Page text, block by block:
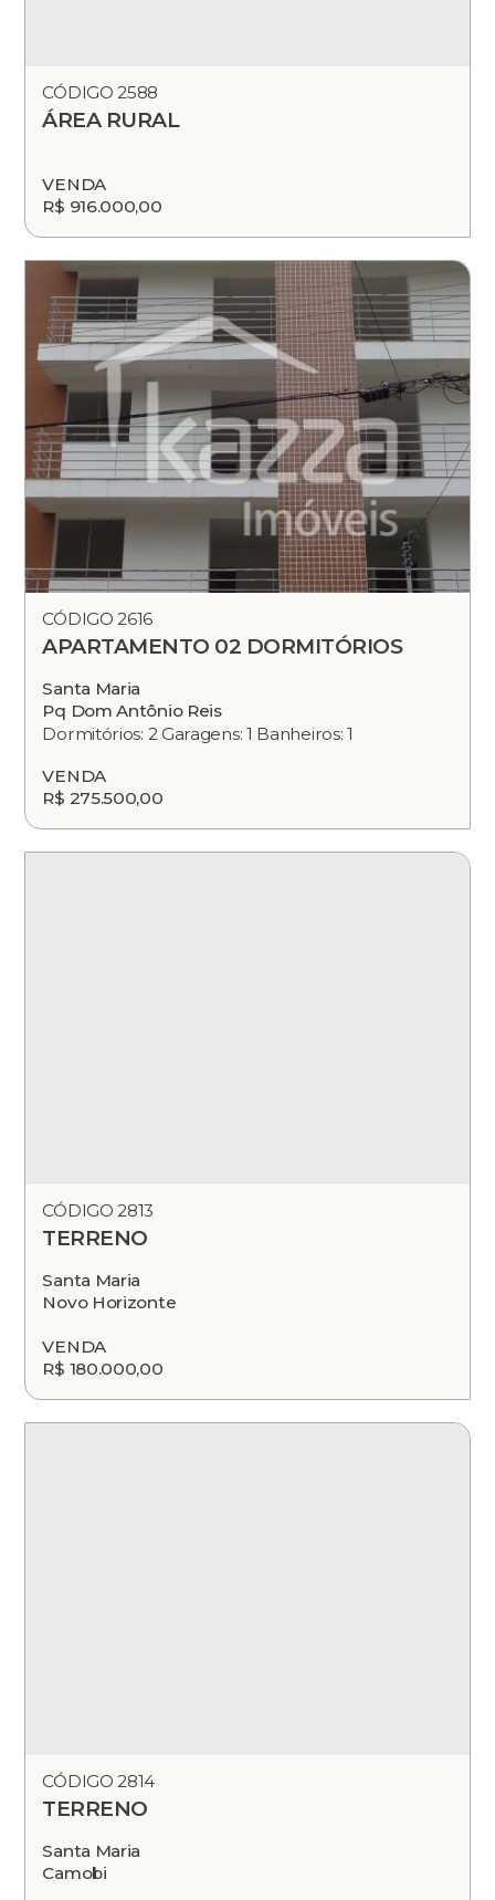
CÓDIGO 2588
ÁREA RURAL
VENDA
R$ 916.000,00
CÓDIGO 2616
APARTAMENTO 02 DORMITÓRIOS
Santa Maria
Pq Dom Antônio Reis
Dormitórios: 2 Garagens: 1 Banheiros: 1
VENDA
R$ 275.500,00
CÓDIGO 2813
TERRENO
Santa Maria
Novo Horizonte
VENDA
R$ 180.000,00
CÓDIGO 2814
TERRENO
Santa Maria
Camobi